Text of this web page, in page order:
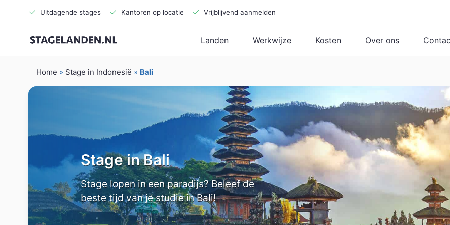
Uitdagende stages Kantoren op locatie Vrijblijvend aanmelden
Landen
Onze Stagelanden
Azië
China
Japan
Zuid-Korea
Singapore
Indonesië
Maleisië
Taiwan
Thailand
Oceanië
Australië
Nieuw-Zeeland
Werkwijze Kosten Over ons
Home » Stage in Indonesië » Bali
Stage in Bali
Stage lopen in een paradijs? Beleef de
beste tijd van je studie in Bali!